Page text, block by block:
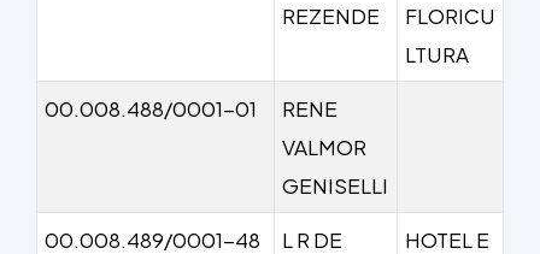
REZENDE
FLORICU
LTURA
00.008.488/0001-01
RENE
VALMOR
GENISELLI
00.008.489/0001-48
L R DE
HOTEL E